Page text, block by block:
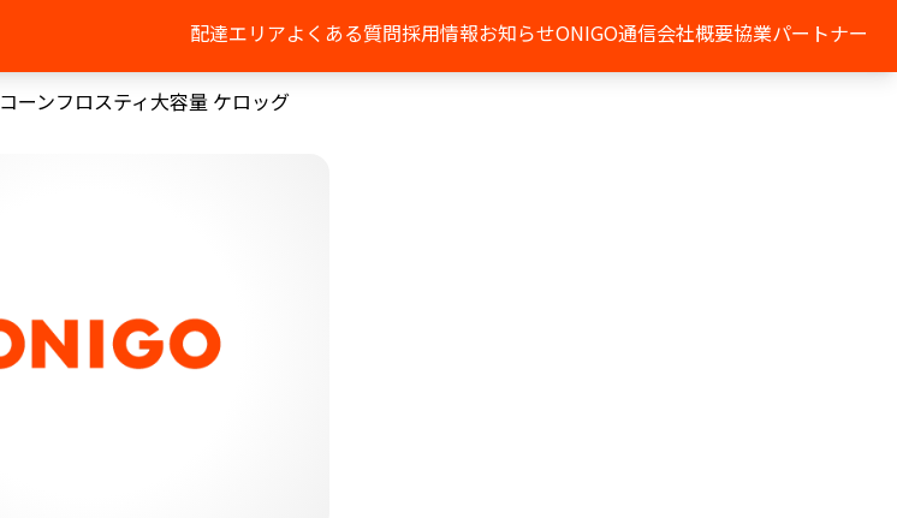
配達エリアよくある質問採用情報お知らせONIGO通信会社概要協業パートナー
コーンフロスティ大容量 ケロッグ